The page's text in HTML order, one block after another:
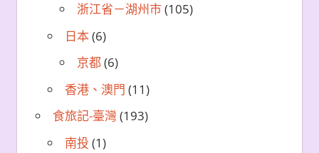
浙江省－湖州市(105)
日本(6)
京都(6)
香港、澳門 (11)
食旅記-臺灣 (193)
南投 (1)